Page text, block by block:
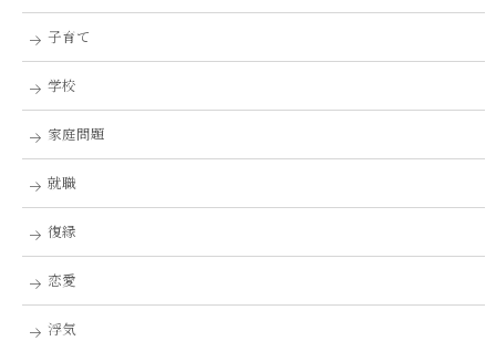
子育て
学校
家庭問題
就職
復縁
恋愛
浮気